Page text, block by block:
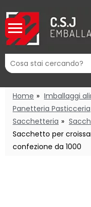
Mots
clés
:
Home
Imballaggi
Panetteria Pasticceria
Sacchetteria
Sacchetto per
confezione da 1000